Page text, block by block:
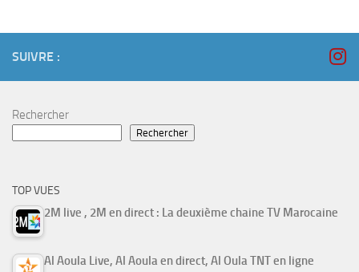
SUIVRE :
Rechercher
Rechercher
TOP VUES
2M live , 2M en direct : La deuxième chaine TV Marocaine
Al Aoula Live, Al Aoula en direct, Al Oula TNT en ligne